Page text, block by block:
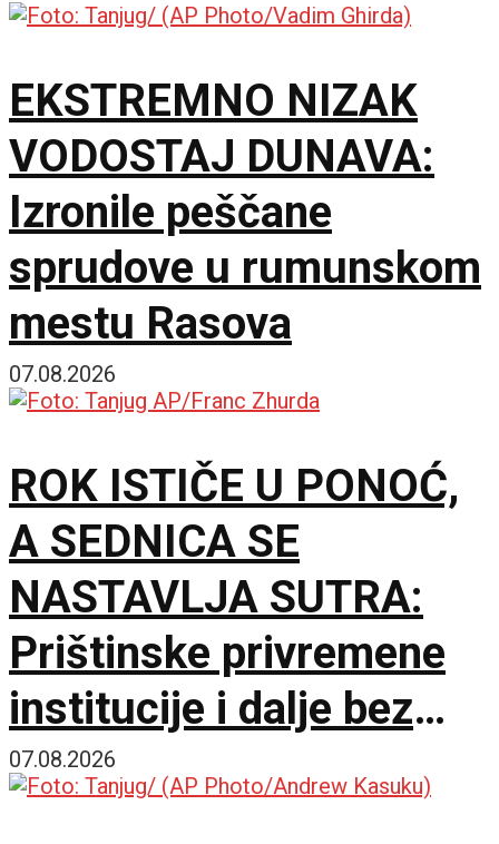
EKSTREMNO NIZAK
VODOSTAJ DUNAVA:
Izronile peščane
sprudove u rumunskom
mestu Rasova
07.08.2026
ROK ISTIČE U PONOĆ,
A SEDNICA SE
NASTAVLJA SUTRA:
Prištinske privremene
institucije i dalje bez
dogovora o predsedniku
07.08.2026